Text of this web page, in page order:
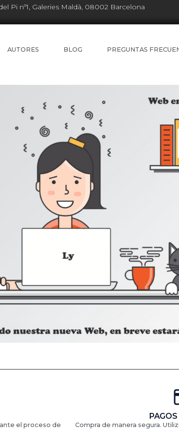
Pi nº1, Galeries Maldà, 08002 Barcelona
AUTORES BLOG PREGUNTAS
el proceso de
PAGOS
Compra de manera segura.